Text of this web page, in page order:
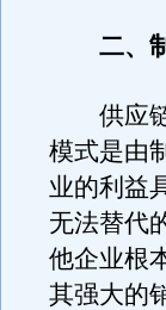
二、制
供应链
模式是由
业的利益
无法替代
他企业根
其强大的